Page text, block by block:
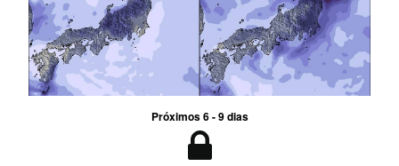
Próximos 6 - 9 dias